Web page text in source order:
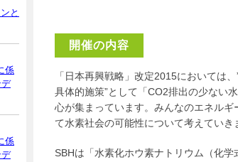
開催の内容
「日本再興戦略」改定2015においては
具体的施策”として「CO2排出の少ない
心が集まっています。みんなのエネル
て水素社会の可能性について考えていき
SBHは「水素化ホウ素ナトリウム（化学
と
係
係